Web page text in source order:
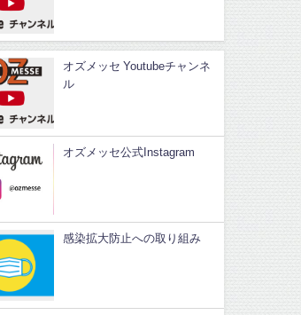
オズメッセ Youtubeチャンネ
ル
オズメッセ公式Instagram
感染拡大防止への取り組み